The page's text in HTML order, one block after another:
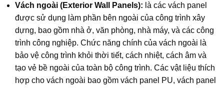
Vách ngoài (Exterior Wall Panels): là các vách panel
được sử dụng làm phần bên ngoài của công trình xây
dựng, bao gồm nhà ở, văn phòng, nhà máy, và các công
trình công nghiệp. Chức năng chính của vách ngoài là
bảo vệ công trình khỏi thời tiết, cách nhiệt, cách âm và
tạo vẻ bề ngoài của toàn bộ công trình. Các vật liệu thích
hợp cho vách ngoài bao gồm vách panel PU, vách panel